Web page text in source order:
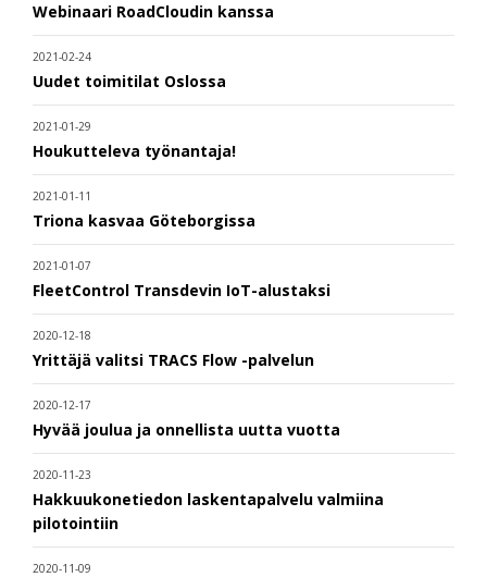
Webinaari RoadCloudin kanssa
2021-02-24
Uudet toimitilat Oslossa
2021-01-29
Houkutteleva työnantaja!
2021-01-11
Triona kasvaa Göteborgissa
2021-01-07
FleetControl Transdevin IoT-alustaksi
2020-12-18
Yrittäjä valitsi TRACS Flow -palvelun
2020-12-17
Hyvää joulua ja onnellista uutta vuotta
2020-11-23
Hakkuukonetiedon laskentapalvelu valmiina
pilotointiin
2020-11-09